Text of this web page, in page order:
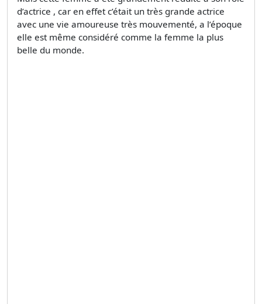
d’actrice , car en effet c’était un très grande actrice
avec une vie amoureuse très mouvementé, a l’époque
elle est même considéré comme la femme la plus
belle du monde.